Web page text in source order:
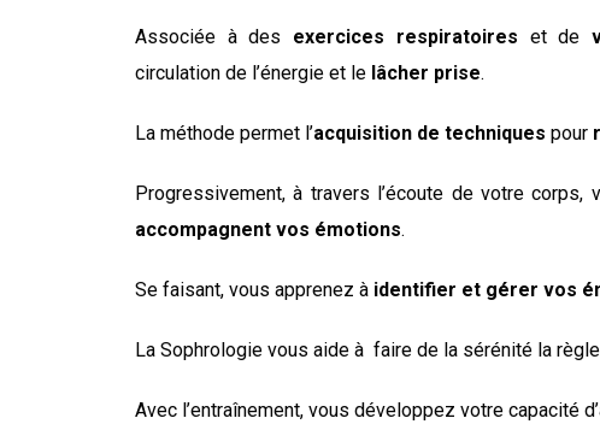
Associée à des exercices respiratoires et de
circulation de l’énergie et le lâcher prise.
La méthode permet l’acquisition de techniques pour
Progressivement, à travers l’écoute de votre corps,
accompagnent vos émotions.
Se faisant, vous apprenez à identifier et gérer vos
La Sophrologie vous aide à faire de la sérénité la
Avec l’entraînement, vous développez votre capacité